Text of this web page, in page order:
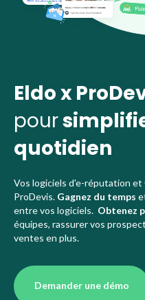
TARIFS
Se
Eldo x
pour
quotidien
Vos logiciels d'e-réputation
ProDevis. Gagnez du temps
entre vos logiciels. Obtenez
équipes, rassurer vos
ventes en plus.
Demander une démo